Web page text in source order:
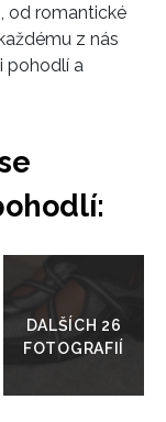
od romantické
z nás
pohodlí a
do
galerie